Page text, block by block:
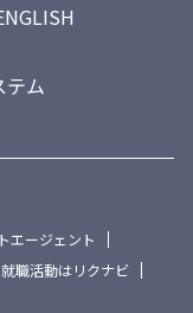
テム
エージェント
就職活動はリクナビ